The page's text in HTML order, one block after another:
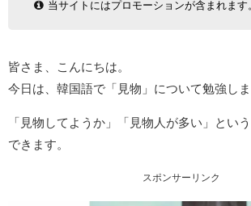
当サイトにはプロモーションが含まれます
皆さま、こんにちは。
今日は、韓国語で「見物」について勉強しま
「見物してようか」「見物人が多い」とい
できます。
スポンサーリンク